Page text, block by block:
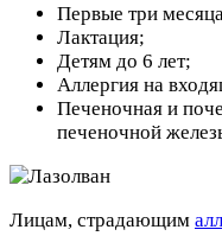
Первые три
Лактация;
Детям до 6 лет;
Аллергия на
Печеночная и
печеночной
Лицам, страдающим